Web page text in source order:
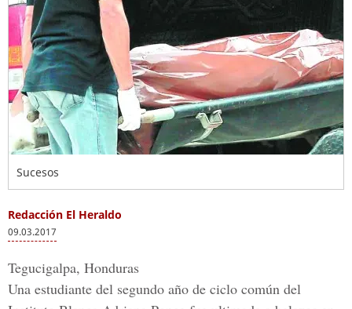
Sucesos
Redacción El Heraldo
09.03.2017
Tegucigalpa, Honduras
Una estudiante del segundo año de ciclo común del